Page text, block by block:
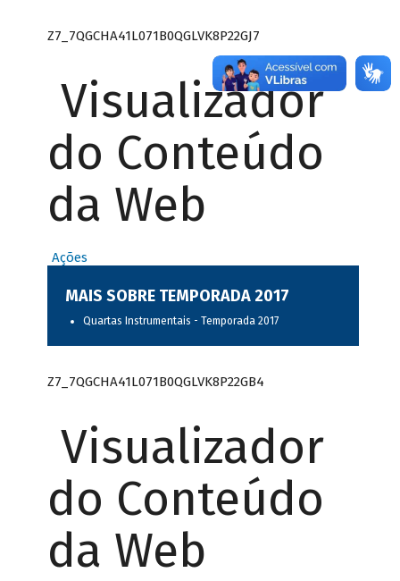
Z7_7QGCHA41L071B0QGLVK8P22GJ7
Visualizador
do Conteúdo
da Web
Ações
MAIS SOBRE TEMPORADA 2017
Quartas Instrumentais - Temporada 2017
Z7_7QGCHA41L071B0QGLVK8P22GB4
Visualizador
do Conteúdo
da Web